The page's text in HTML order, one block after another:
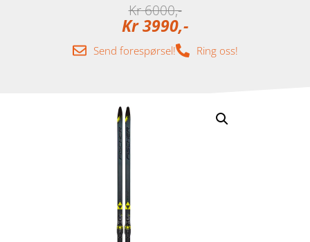
Kr6000
Kr3990
Send forespørsel! Ring oss!